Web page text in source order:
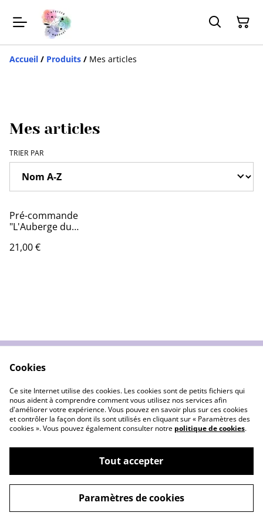
Accueil / Produits / Mes articles
Mes articles
TRIER PAR
Pré-commande
"L'Auberge du
21,00 €
Politique de
confidentialité
Cookies
©2026L'atelier de Murphye
powered by
Cookies
Ce site Internet utilise des cookies. Les cookies sont de petits fichiers qui
nous aident à comprendre comment vous utilisez nos services afin
d'améliorer votre expérience. Vous pouvez en savoir plus sur ces cookies
et contrôler la façon dont ils sont utilisés en cliquant sur « Paramètres des
cookies ». Vous pouvez également consulter notre politique de cookies.
Tout accepter
Paramètres de cookies